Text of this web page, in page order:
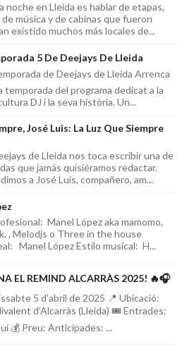
noche en Lleida es hablar de etapas,
de música y de cabinas que fueron
existido muchos más locales de...
5 De Deejays De Lleida
de Deejays de Lleida Arrenca
temporada del programa dedicat a la
DJ i la seva història. Un...
José Luis: La Luz Que Siempre
de Lleida nos toca escribir una de
que jamás quisiéramos redactar.
a José Luis, compañero, am...
Manel López aka mamomo,
, Melodjs o Three in the house
Manel López Estilo musical: H...
EL REMIND ALCARRÀS 2025! 🔥🎧
5 d’abril de 2025 📍 Ubicació:
d’Alcarràs (Lleida) 🎟️ Entrades:
💰 Preu: Anticipades: ...